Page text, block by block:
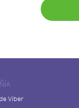
Viber